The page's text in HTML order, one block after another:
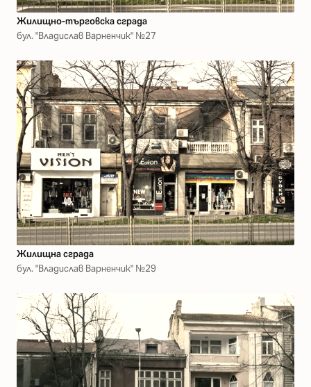
Жилищно-търговска сграда
бул. "Владислав Варненчик" №27
Жилищна сграда
бул. "Владислав Варненчик" №29